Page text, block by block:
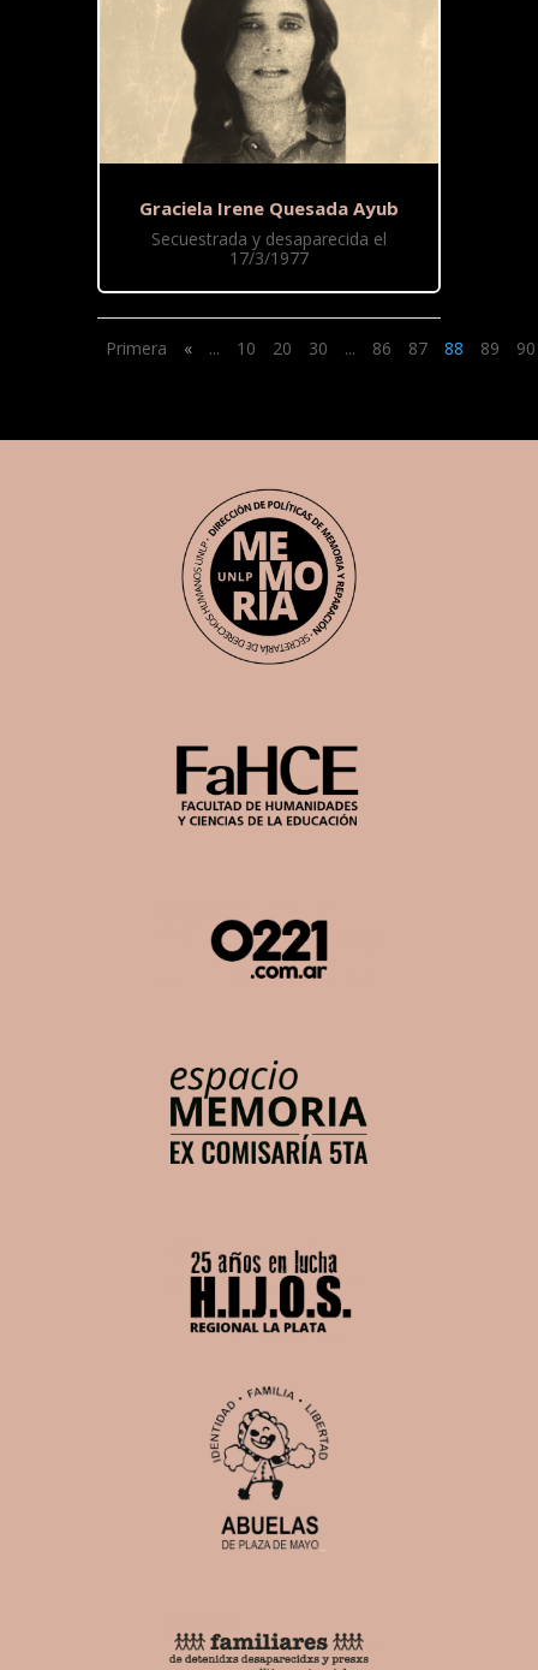
Graciela Irene Quesada Ayub
Secuestrada y desaparecida el
17/3/1977
Primera « ... 10 20 30 ... 86 87 88 89 90